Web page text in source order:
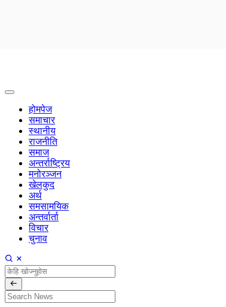
होमपेज
समाचार
स्थानीय
राजनीति
समाज
अन्तर्राष्ट्रिय
मनोरञ्जन
खेलकुद
अर्थ
समसामयिक
अन्तर्वार्ता
विचार
चुनाव